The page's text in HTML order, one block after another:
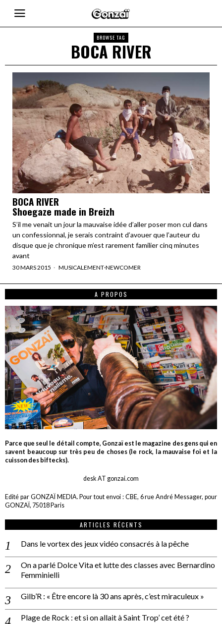
BROWSE TAG
BOCA RIVER
BOCA RIVER
Shoegaze made in Breizh
S’il me venait un jour la mauvaise idée d’aller poser mon cul dans
un confessionnal, je serais contraint d’avouer que l’auteur du
disque que je chronique m’est rarement familier cinq minutes
avant
30 MARS 2015 MUSICALEMENT·NEWCOMER
A PROPOS
Parce que seul le détail compte, Gonzaï est le magazine des gens qui en
savent beaucoup sur très peu de choses (le rock, la mauvaise foi et la
cuisson des biftecks).
desk AT gonzai.com
Edité par GONZAÏ MEDIA. Pour tout envoi : CBE, 6 rue André Messager, pour
GONZAÏ, 75018 Paris
ARTICLES RÉCENTS
Dans le vortex des jeux vidéo consacrés à la pêche
On a parlé Dolce Vita et lutte des classes avec Bernardino
Femminielli
Gilb’R : « Être encore là 30 ans après, c’est miraculeux »
Plage de Rock : et si on allait à Saint Trop’ cet été ?